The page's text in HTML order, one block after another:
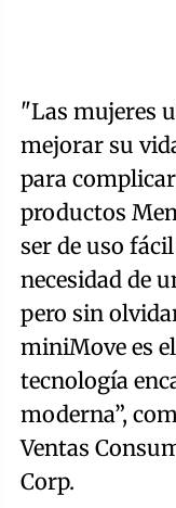
"Las mujeres
mejorar su
para
productos
ser de uso
necesidad de
pero sin
miniMove es
tecnología
moderna”,
Ventas
Corp.